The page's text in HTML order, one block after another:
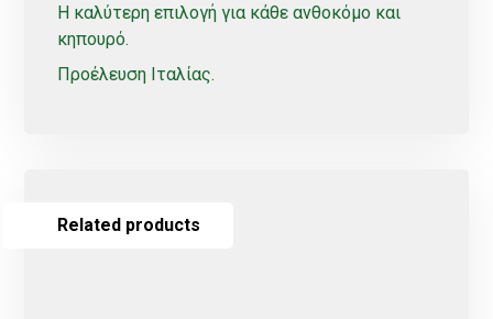
Η καλύτερη επιλογή για κάθε ανθοκόμο και
κηπουρό.
Προέλευση Ιταλίας.
Related products